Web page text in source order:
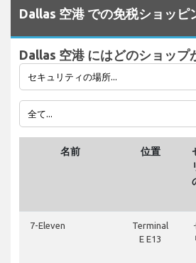
Dallas 空港 での免税ショッピ
Dallas 空港 にはどのショップ
名前 位置
7-Eleven
Terminal
E E13